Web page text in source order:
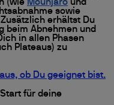
(wie Mounjaro und
sowie
erhältst Du
beim Abnehmen und
in allen Phasen
Plateaus) zu
ob Du geeignet bist.
für deine